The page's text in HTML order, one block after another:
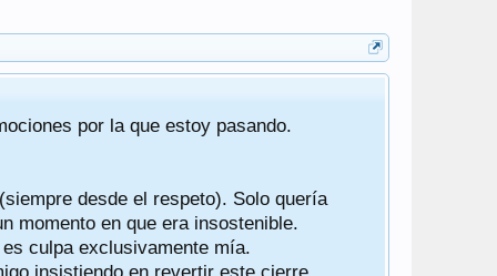
por la que estoy pasando.
desde el respeto). Solo quería
momento en que era insostenible.
culpa exclusivamente mía.
insistiendo en revertir este cierre.